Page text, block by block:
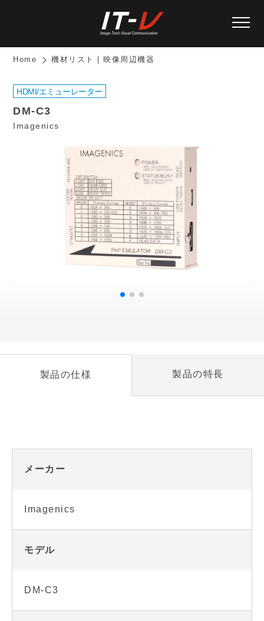
Home 機材リスト | 映像周辺機器
HDMI/エミューレーター
DM-C3
Imagenics
製品の仕様
メーカー
Imagenics
モデル
DM-C3
製品の特長